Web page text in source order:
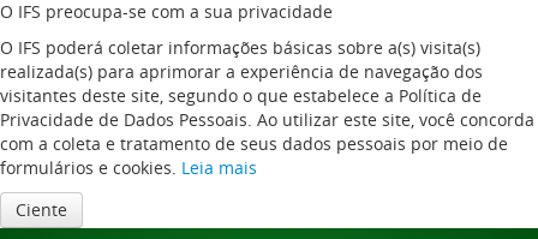
O IFS preocupa-se com a sua privacidade
O IFS poderá coletar informações básicas sobre a(s) visita(s)
realizada(s) para aprimorar a experiência de navegação dos
visitantes deste site, segundo o que estabelece a Política de
Privacidade de Dados Pessoais. Ao utilizar este site, você concorda
com a coleta e tratamento de seus dados pessoais por meio de
formulários e cookies. Leia mais
Ciente